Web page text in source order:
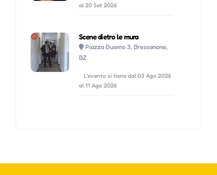
al 20 Set 2026
Scene dietro le mura
Piazza Duomo 3, Bressanone,
BZ
L'evento si tiene dal 03 Ago 2026
al 11 Ago 2026